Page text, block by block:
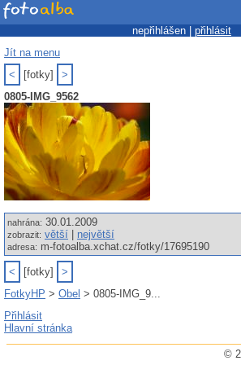
nepřihlášen | přihlásit
Jít na menu
<
[fotky]
>
0805-IMG_9562
nahrána: 30.01.2009
zobrazit: větší největší
adresa: m-fotoalba.xchat.cz/fotky/17695190
< [fotky]
>
FotkyHP > Obel > 0805-IMG_9...
Přihlásit
Hlavní stránka
©